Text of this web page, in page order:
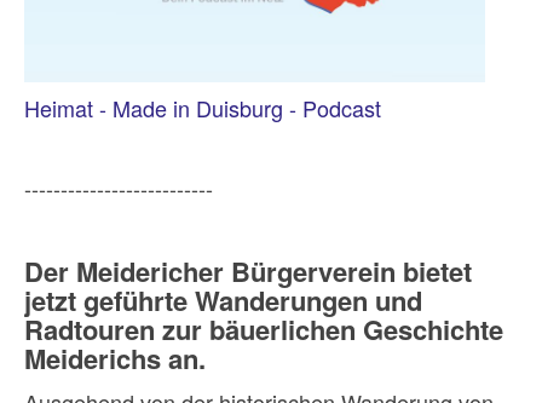
Heimat - Made in Duisburg - Podcast
--------------------------
Der Meidericher Bürgerverein bietet
jetzt geführte Wanderungen und
Radtouren zur bäuerlichen Geschichte
Meiderichs an.